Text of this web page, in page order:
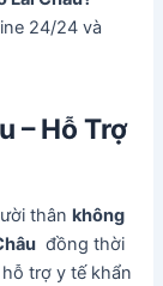
24/24 và
– Hỗ Trợ
thân không
đồng thời
trợ y tế khẩn